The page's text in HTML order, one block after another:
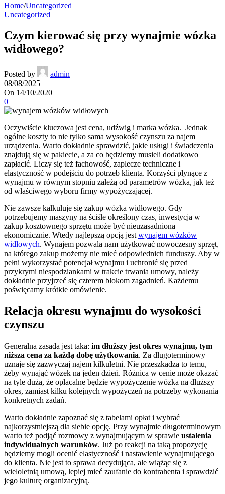
Home/Uncategorized
Uncategorized
Czym kierować się przy wynajmie wózka
widłowego?
Posted by
admin
08/08/2025
On 14/10/2020
0
Oczywiście kluczowa jest cena, udźwig i marka wózka. Jednak
ogólne koszty to nie tylko sama wysokość czynszu za najem
urządzenia. Warto dokładnie sprawdzić, jakie usługi i świadczenia
znajdują się w pakiecie, a za co będziemy musieli dodatkowo
zapłacić. Liczy się też fachowość, zaplecze techniczne i
elastyczność w podejściu do potrzeb klienta. Korzyści płynące z
wynajmu w równym stopniu zależą od parametrów wózka, jak też
od właściwego wyboru firmy wypożyczającej.
Nie zawsze kalkuluje się zakup wózka widłowego. Gdy
potrzebujemy maszyny na ściśle określony czas, inwestycja w
zakup kosztownego sprzętu może być nieuzasadniona
ekonomicznie. Wtedy najlepszą opcją jest wynajem wózków
widłowych. Wynajem pozwala nam użytkować nowoczesny sprzęt,
na którego zakup możemy nie mieć odpowiednich funduszy. Aby w
pełni wykorzystać potencjał wynajmu i uchronić się przed
przykrymi niespodziankami w trakcie trwania umowy, należy
dokładnie przyjrzeć się czterem blokom zagadnień. Każdemu
poświęcamy krótkie omówienie.
Relacja okresu wynajmu do wysokości
czynszu
Generalna zasada jest taka: im dłuższy jest okres wynajmu, tym
niższa cena za każdą dobę użytkowania. Za długoterminowy
uznaje się zazwyczaj najem kilkuletni. Nie przeszkadza to temu,
żeby wynająć wózek na jeden dzień. Różnica w cenie może okazać
na tyle duża, że opłacalne będzie wypożyczenie wózka na dłuższy
okres, zamiast kilku kolejnych wypożyczeń na potrzeby wykonania
konkretnych zadań.
Warto dokładnie zapoznać się z tabelami opłat i wybrać
najkorzystniejszą dla siebie opcję. Przy wynajmie długoterminowym
warto też podjąć rozmowy z wynajmującym w sprawie ustalenia
indywidualnych warunków. Już po reakcji na taką propozycję
będziemy mogli ocenić elastyczność i nastawienie wynajmującego
do klienta. Nie jest to sprawa decydująca, ale wiążąc się z
wieloletnią umową, lepiej mieć zaufanie do kontrahenta i sprawdzić
jego kulturę organizacyjną.